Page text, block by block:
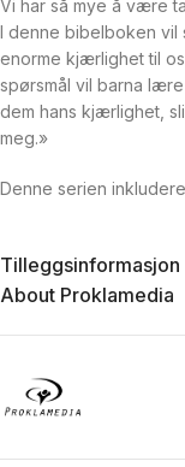
Vi har så mye å være
I denne bibelboken vil
enorme kjærlighet til
spørsmål vil barna
dem hans kjærlighet,
meg.»
Denne serien
Tilleggsinformasjon
About Proklamedia